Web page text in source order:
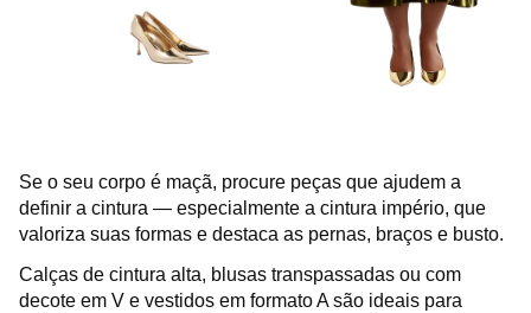
Se o seu corpo é maçã, procure peças que ajudem a
definir a cintura — especialmente a cintura império, que
valoriza suas formas e destaca as pernas, braços e busto.
Calças de cintura alta, blusas transpassadas ou com
decote em V e vestidos em formato A são ideais para